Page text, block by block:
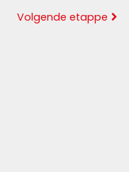
Volgende etappe